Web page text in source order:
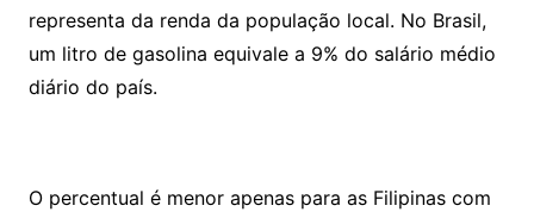
representa da renda da população local. No Brasil,
um litro de gasolina equivale a 9% do salário médio
diário do país.
O percentual é menor apenas para as Filipinas com